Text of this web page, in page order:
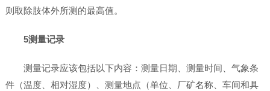
则取除肢体外所测的最高值。
5测量记录
测量记录应该包括以下内容：测量日期、测量时间、气象条
件（温度、相对湿度）、测量地点（单位、厂矿名称、车间和具